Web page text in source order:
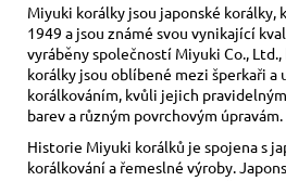
Miyuki korálky jsou japonské korálky,
1949 a jsou známé svou vynikající
vyráběny společností Miyuki Co.,
korálky jsou oblíbené mezi šperkaři a
korálkováním, kvůli jejich
barev a různým povrchovým úpravám.
Historie Miyuki korálků je spojena s
korálkování a řemeslné výroby.